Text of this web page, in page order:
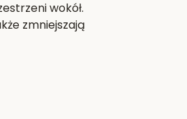
wokół.
zmniejszają